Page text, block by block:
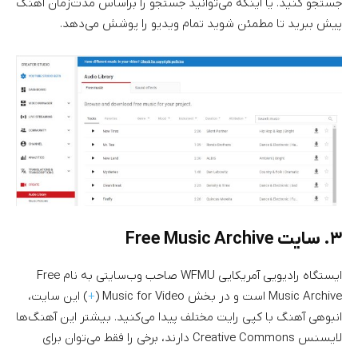
جستجو کنید. یا اینکه می‌توانید جستجو را براساس مدت‌زمان آهنگ
پیش ببرید تا مطمئن شوید تمام ویدیو را پوشش می‌دهد.
۳. سایت Free Music Archive
ایستگاه رادیویی آمریکایی WFMU صاحب وب‌سایتی به نام Free
Music Archive است و در بخش Music for Video (
+) این سایت،
انبوهی آهنگ با کپی رایت مختلف پیدا می‌کنید. بیشتر این آهنگ‌ها
لایسنس Creative Commons دارند، برخی را فقط می‌توان برای